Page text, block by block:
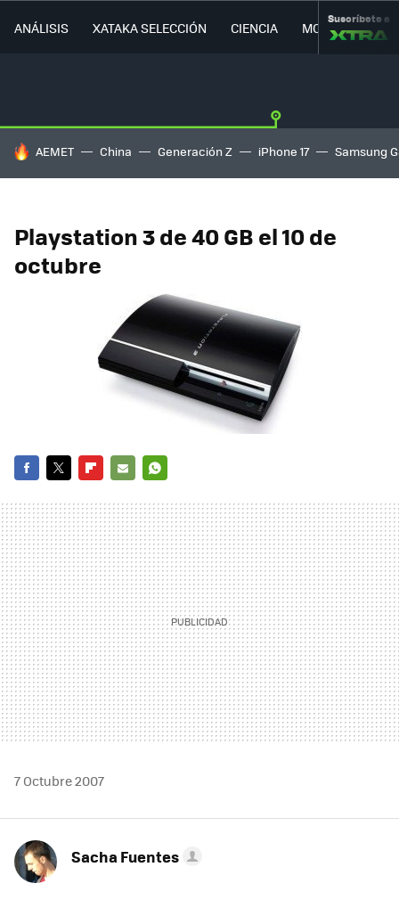
ANÁLISIS XATAKA SELECCIÓN CIENCIA MOVILIDAD
Suscríbete a
HOY SE HABLA DE
AEMET China Generación Z iPhone 17 Samsung
Playstation 3 de 40 GB el 10 de
octubre
MAIL
7 Octubre 2007
Sacha Fuentes